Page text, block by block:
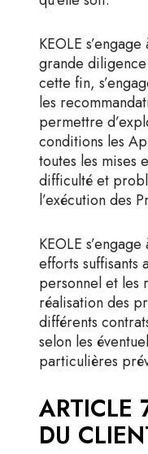
KEOLE
grande
cette fin,
les
permettre
conditions les
toutes les mises
difficulté et
l’exécution des
KEOLE
efforts suffisants
personnel et les
réalisation des
différents
selon les
particulières
ARTICLE
DU